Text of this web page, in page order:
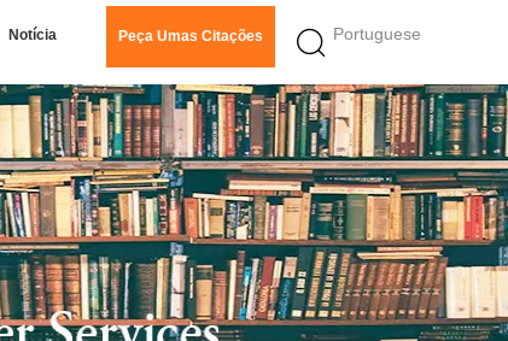
Portuguese
Notícia Peça Umas Citações